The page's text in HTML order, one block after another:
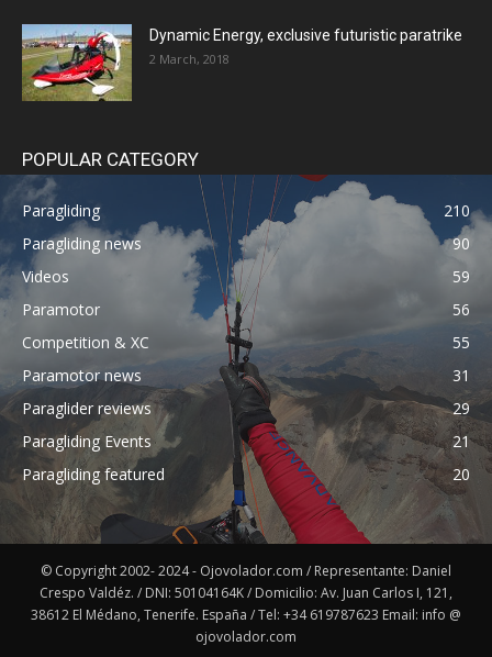
Dynamic Energy, exclusive futuristic paratrike
2 March, 2018
POPULAR CATEGORY
Paragliding
210
Paragliding news
90
Videos
59
Paramotor
56
Competition & XC
55
Paramotor news
31
Paraglider reviews
29
Paragliding Events
21
Paragliding featured
20
© Copyright 2002- 2024 - Ojovolador.com / Representante: Daniel
Crespo Valdéz. / DNI: 50104164K / Domicilio: Av. Juan Carlos I, 121,
38612 El Médano, Tenerife. España / Tel: +34 619787623 Email: info @
ojovolador.com